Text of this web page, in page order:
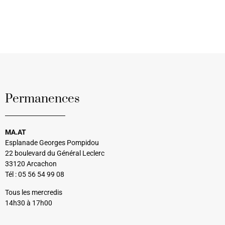
Permanences
MA.AT
Esplanade Georges Pompidou
22 boulevard du Général Leclerc
33120 Arcachon
Tél : 05 56 54 99 08
Tous les mercredis
14h30 à 17h00